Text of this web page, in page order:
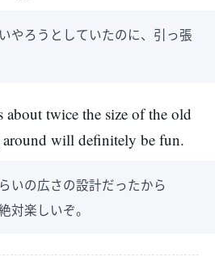
やろうとしていたのに、引っ張
twice the size of the old
will definitely be fun.
の広さの設計だったから
楽しいぞ。